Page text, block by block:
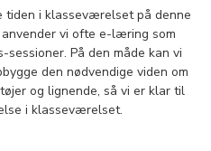
tiden i klasseværelset på denne
vi ofte e-læring som
På den måde kan vi
den nødvendige viden om
og lignende, så vi er klar til
i klasseværelset.